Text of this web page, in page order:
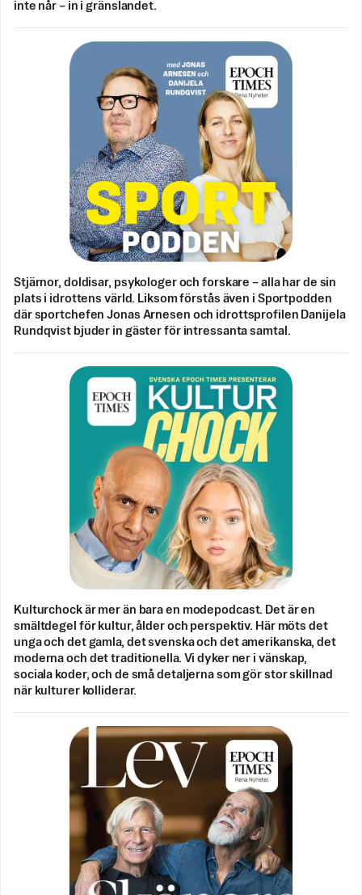
inte når – in i gränslandet.
Stjärnor, doldisar, psykologer och forskare – alla har de sin
plats i idrottens värld. Liksom förstås även i Sportpodden
där sportchefen Jonas Arnesen och idrottsprofilen Danijela
Rundqvist bjuder in gäster för intressanta samtal.
Kulturchock är mer än bara en modepodcast. Det är en
smältdegel för kultur, ålder och perspektiv. Här möts det
unga och det gamla, det svenska och det amerikanska, det
moderna och det traditionella. Vi dyker ner i vänskap,
sociala koder, och de små detaljerna som gör stor skillnad
när kulturer kolliderar.